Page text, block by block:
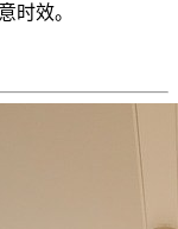
时效。